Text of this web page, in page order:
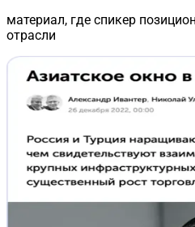
материал, где спикер
отрасли